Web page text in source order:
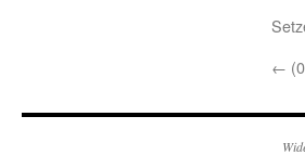
←